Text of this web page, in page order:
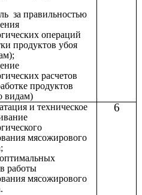
за правильностью
операций
продуктов убоя
расчетов
продуктов
видам)
и техническое
мясожирового
работы
мясожирового
6